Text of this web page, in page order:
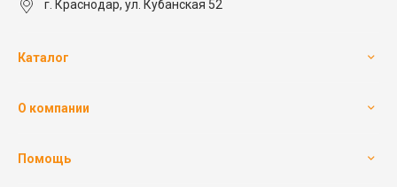
г. Краснодар, ул. Кубанская 52
Каталог
О компании
Помощь